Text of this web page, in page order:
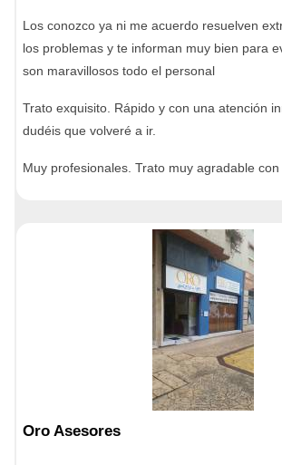
Los conozco ya ni me acuerdo resuelven
los problemas y te informan muy bien para
son maravillosos todo el personal
Trato exquisito. Rápido y con una atención
dudéis que volveré a ir.
Muy profesionales. Trato muy agradable con
Oro Asesores